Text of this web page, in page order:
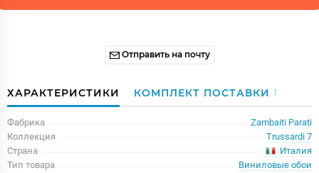
Отправить на почту
ХАРАКТЕРИСТИКИ КОМПЛЕКТ ПОСТАВКИ 1
Фабрика
Zambaiti Parati
Коллекция
Trussardi 7
Страна
Италия
Тип товара
Виниловые обои